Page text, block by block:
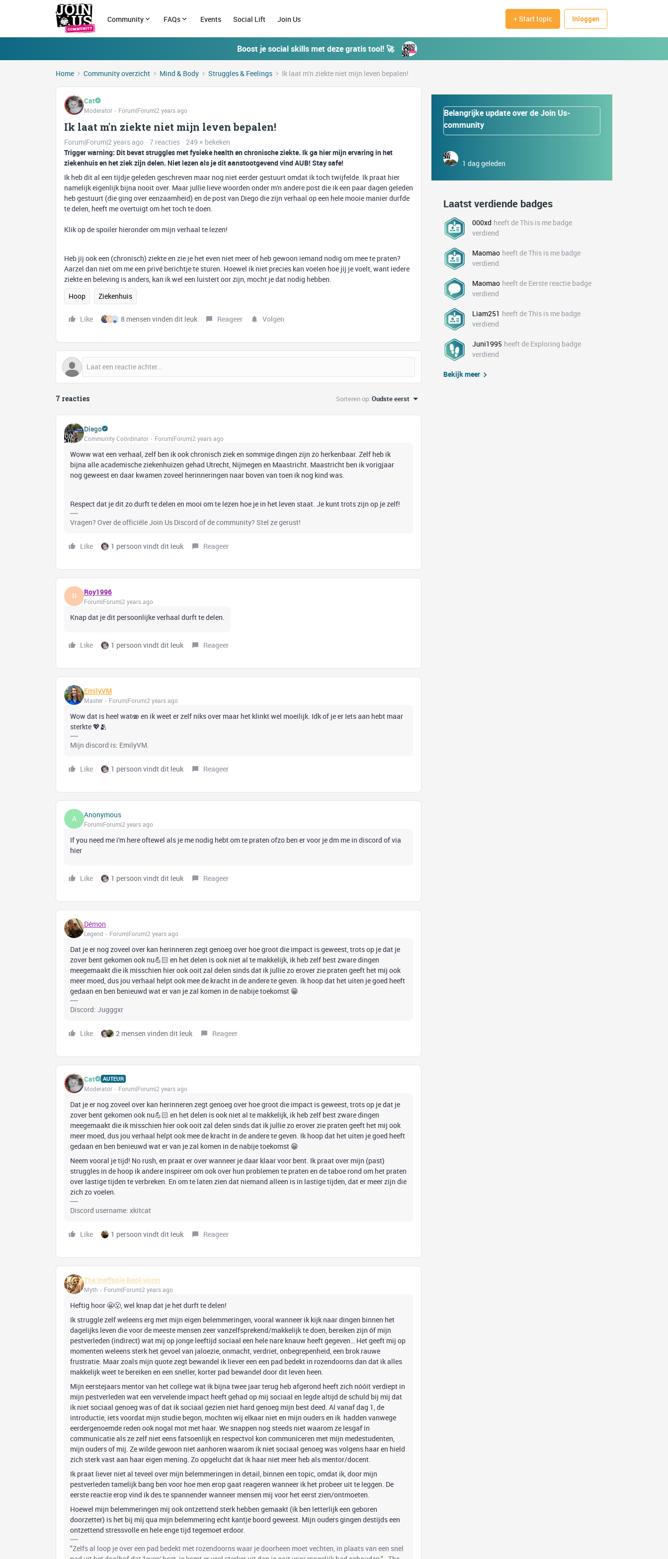
Community FAQs Events Social Lift Join Us + Start topic Inloggen
Boost je social skills met deze gratis tool! 🚀
Home Community overzicht Mind & Body Struggles & Feelings Ik laat m'n ziekte niet mijn leven bepalen!
Cat
Moderator Forum|Forum|2 years ago
Ik laat m'n ziekte niet mijn leven bepalen!
Forum|Forum|2 years ago 7 reacties
249 × bekeken
Trigger warning: Dit bevat struggles met fysieke health en chronische ziekte. Ik ga hier mijn ervaring in het
ziekenhuis en het ziek zijn delen. Niet lezen als je dit aanstootgevend vind AUB! Stay safe!
Ik heb dit al een tijdje geleden geschreven maar nog niet eerder gestuurt omdat ik toch twijfelde. Ik praat hier
namelijk eigenlijk bijna nooit over. Maar jullie lieve woorden onder m'n andere post die ik een paar dagen geleden
heb gestuurt (die ging over eenzaamheid) en de post van Diego die zijn verhaal op een hele mooie manier durfde
te delen, heeft me overtuigt om het toch te doen.
Klik op de spoiler hieronder om mijn verhaal te lezen!
Heb jij ook een (chronisch) ziekte en zie je het even niet meer of heb gewoon iemand nodig om mee te praten?
Aarzel dan niet om me een privé berichtje te sturen. Hoewel ik niet precies kan voelen hoe jij je voelt, want iedere
ziekte en beleving is anders, kan ik wel een luistert oor zijn, mocht je dat nodig hebben.
Hoop
Ziekenhuis
Like R 8 mensen vinden dit leuk Reageer Volgen
7 reacties Sorteren op:Oudste eerst
Diego
Community Coördinator Forum|Forum|2 years ago
Woww wat een verhaal, zelf ben ik ook chronisch ziek en sommige dingen zijn zo herkenbaar. Zelf heb ik
bijna alle academische ziekenhuizen gehad Utrecht, Nijmegen en Maastricht. Maastricht ben ik vorigjaar
nog geweest en daar kwamen zoveel herinneringen naar boven van toen ik nog kind was.
Respect dat je dit zo durft te delen en mooi om te lezen hoe je in het leven staat. Je kunt trots zijn op je zelf!
Vragen? Over de officiële Join Us Discord of de community? Stel ze gerust!
Like 1 persoon vindt dit leuk Reageer
R Roy1996
Forum|Forum|2 years ago
Knap dat je dit persoonlijke verhaal durft te delen.
Like 1 persoon vindt dit leuk Reageer
EmilyVM
Master Forum|Forum|2 years ago
Wow dat is heel wat🫨 en ik weet er zelf niks over maar het klinkt wel moeilijk. Idk of je er Iets aan hebt maar
sterkte 💖🫂
Mijn discord is: EmilyVM.
Like 1 persoon vindt dit leuk Reageer
A Anonymous
Forum|Forum|2 years ago
If you need me i'm here oftewel als je me nodig hebt om te praten ofzo ben er voor je dm me in discord of via
hier
Like 1 persoon vindt dit leuk Reageer
Démon
Legend Forum|Forum|2 years ago
Dat je er nog zoveel over kan herinneren zegt genoeg over hoe groot die impact is geweest, trots op je dat je
zover bent gekomen ook nu💪🏻 en het delen is ook niet al te makkelijk, ik heb zelf best zware dingen
meegemaakt die ik misschien hier ook ooit zal delen sinds dat ik jullie zo erover zie praten geeft het mij ook
meer moed, dus jou verhaal helpt ook mee de kracht in de andere te geven. Ik hoop dat het uiten je goed heeft
gedaan en ben benieuwd wat er van je zal komen in de nabije toekomst 😁
Discord: Jugggxr
Like 2 mensen vinden dit leuk Reageer
Cat AUTEUR
Moderator Forum|Forum|2 years ago
Dat je er nog zoveel over kan herinneren zegt genoeg over hoe groot die impact is geweest, trots op je dat je
zover bent gekomen ook nu💪🏻 en het delen is ook niet al te makkelijk, ik heb zelf best zware dingen
meegemaakt die ik misschien hier ook ooit zal delen sinds dat ik jullie zo erover zie praten geeft het mij ook
meer moed, dus jou verhaal helpt ook mee de kracht in de andere te geven. Ik hoop dat het uiten je goed heeft
gedaan en ben benieuwd wat er van je zal komen in de nabije toekomst 😁
Neem vooral je tijd! No rush, en praat er over wanneer je daar klaar voor bent. Ik praat over mijn (past)
struggles in de hoop ik andere inspireer om ook over hun problemen te praten en de taboe rond om het praten
over lastige tijden te verbreken. En om te laten zien dat niemand alleen is in lastige tijden, dat er meer zijn die
zich zo voelen.
Discord username: xkitcat
Like 1 persoon vindt dit leuk Reageer
The Ineffable Bookworm
Myth Forum|Forum|2 years ago
Heftig hoor 😬😮, wel knap dat je het durft te delen!
Ik struggle zelf weleens erg met mijn eigen belemmeringen, vooral wanneer ik kijk naar dingen binnen het
dagelijks leven die voor de meeste mensen zeer vanzelfsprekend/makkelijk te doen, bereiken zijn óf mijn
pestverleden (indirect) wat mij op jonge leeftijd sociaal een hele nare knauw heeft gegeven… Het geeft mij op
momenten weleens sterk het gevoel van jaloezie, onmacht, verdriet, onbegrepenheid, een brok rauwe
frustratie. Maar zoals mijn quote zegt bewandel ik liever een een pad bedekt in rozendoorns dan dat ik alles
makkelijk weet te bereiken en een sneller, korter pad bewandel door dit leven heen.
Mijn eerstejaars mentor van het college wat ik bijna twee jaar terug heb afgerond heeft zich nóóit verdiept in
mijn pestverleden wat een vervelende impact heeft gehad op mij sociaal en legde altijd de schuld bij mij dat
ik niet sociaal genoeg was of dat ik sociaal gezien niet hard genoeg mijn best deed. Al vanaf dag 1, de
introductie, iets voordat mijn studie begon, mochten wij elkaar niet en mijn ouders en ik hadden vanwege
eerdergenoemde reden ook nogal mot met haar. We snappen nog steeds niet waarom ze lesgaf in
communicatie als ze zelf niet eens fatsoenlijk en respectvol kon communiceren met mijn medestudenten,
mijn ouders of mij. Ze wilde gewoon niet aanhoren waarom ik niet sociaal genoeg was volgens haar en hield
zich sterk vast aan haar eigen mening. Zo opgelucht dat ik haar niet meer heb als mentor/docent.
Ik praat liever niet al teveel over mijn belemmeringen in detail, binnen een topic, omdat ik, door mijn
pestverleden tamelijk bang ben voor hoe men erop gaat reageren wanneer ik het probeer uit te leggen. De
eerste reactie erop vind ik des te spannender wanneer mensen mij voor het eerst zien/ontmoeten.
Hoewel mijn belemmeringen mij ook ontzettend sterk hebben gemaakt (ik ben letterlijk een geboren
doorzetter) is het bij mij qua mijn belemmering echt kantje boord geweest. Mijn ouders gingen destijds een
ontzettend stressvolle en hele enge tijd tegemoet erdoor.
"Zelfs al loop je over een pad bedekt met rozendoorns waar je doorheen moet vechten, in plaats van een snel
Belangrijke update over de Join Us-
community
1 dag geleden
Laatst verdiende badges
000xd heeft de This is me badge
verdiend
Maomao heeft de This is me badge
verdiend
Maomao heeft de Eerste reactie badge
verdiend
Liam251 heeft de This is me badge
verdiend
Juni1995 heeft de Exploring badge
verdiend
Bekijk meer